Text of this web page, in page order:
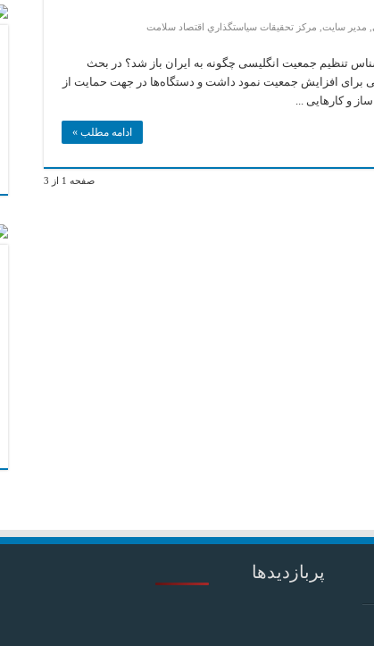
مدیر سایت مركز تحقيقات سياستگذاري اقتصاد سلامت
و جوانان ۰۹:۵۶ ۱۴۰۰-۹-۹ پای کارشناس تنظیم جمعیت انگلیسی چگونه به ایران باز شد؟ در بحث
30 حتی اقدامات تشویقی برای افزایش جمعیت نمود داشت و دستگاه‌ها در جهت حمایت از
و کارهایی ...
ادامه مطلب »
صفحه 1 از 3
پربازدیدها